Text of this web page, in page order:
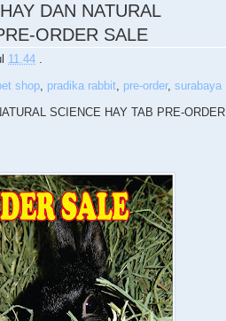
DAN NATURAL
ORDER SALE
11.44 .
shop, pradika rabbit, pre-order, surabaya
SCIENCE HAY TAB PRE-ORDER